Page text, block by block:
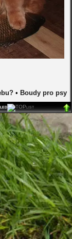
• Boudy pro psy